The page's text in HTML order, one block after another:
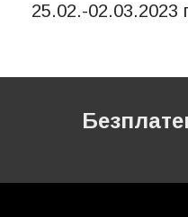
25.02.-02.03.2023